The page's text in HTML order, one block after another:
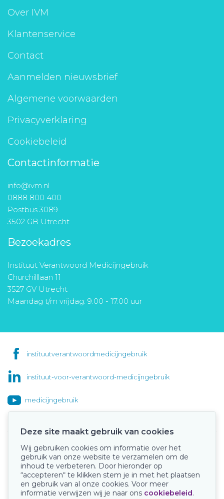
Over IVM
Klantenservice
Contact
Aanmelden nieuwsbrief
Algemene voorwaarden
Privacyverklaring
Cookiebeleid
Contactinformatie
info@ivm.nl
0888 800 400
Postbus 3089
3502 GB Utrecht
Bezoekadres
Instituut Verantwoord Medicijngebruik
Churchilllaan 11
3527 GV Utrecht
Maandag t/m vrijdag: 9.00 - 17.00 uur
instituutverantwoordmedicijngebruik
instituut-voor-verantwoord-medicijngebruik
medicijngebruik
Onze keurmerken
Deze site maakt gebruik van cookies
Wij gebruiken cookies om informatie over het
gebruik van onze website te verzamelen om de
inhoud te verbeteren. Door hieronder op
“accepteren“ te klikken stem je in met het plaatsen
en gebruik van al onze cookies. Voor meer
informatie verwijzen wij je naar ons cookiebeleid.